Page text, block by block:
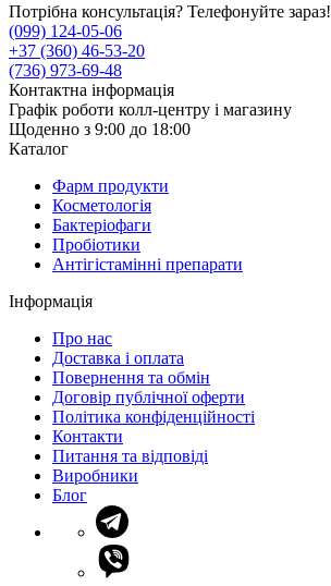
Потрібна консультація? Телефонуйте зараз!
(099) 124-05-06
+37 (360) 46-53-20
(736) 973-69-48
Контактна інформація
Графік роботи колл-центру і магазину
Щоденно з 9:00 до 18:00
Каталог
Фарм продукти
Косметологія
Бактеріофаги
Пробіотики
Антігістамінні препарати
Інформація
Про нас
Доставка і оплата
Повернення та обмін
Договір публічної оферти
Політика конфіденційності
Контакти
Питання та відповіді
Виробники
Блог